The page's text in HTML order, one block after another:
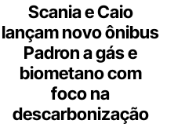
Scania e Caio
lançam novo ônibus
Padron a gás e
biometano com
foco na
descarbonização